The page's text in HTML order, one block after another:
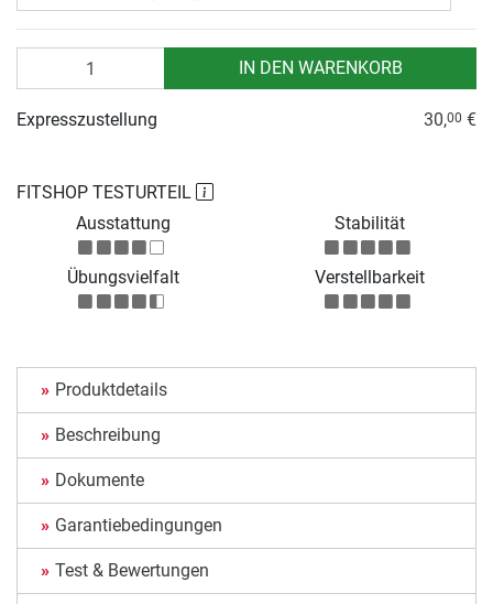
IN DEN WARENKORB
FITSHOP TESTURTEIL
Ausstattung
Stabilität
Übungsvielfalt Verstellbarkeit
Expresszustellung 30,00 €
Produktdetails
Beschreibung
Dokumente
Garantiebedingungen
Test & Bewertungen